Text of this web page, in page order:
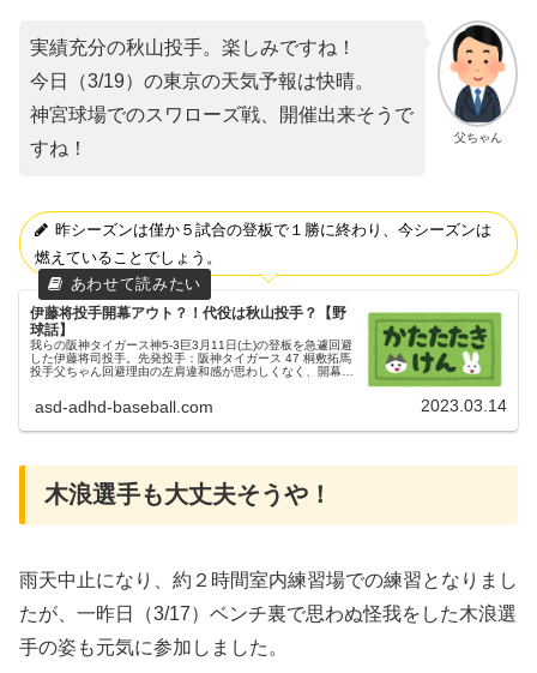
父ちゃん
実績充分の秋山投手。楽しみですね！
今日（3/19）の東京の天気予報は快晴。
神宮球場でのスワローズ戦、開催出来そうで
すね！
昨シーズンは僅か５試合の登板で１勝に終わり、今シーズンは
燃えていることでしょう。
伊藤将投手開幕アウト？！代役は秋山投手？【野
球話】
我らの阪神タイガース神5-3巨3月11日(土)の登板を急遽回避
した伊藤将司投手。先発投手：阪神タイガース 47 桐敷拓馬
投手父ちゃん回避理由の左肩違和感が思わしくなく、開幕に
asd-adhd-baseball.com 2023.03.14
木浪選手も大丈夫そうや！
雨天中止になり、約２時間室内練習場での練習となりまし
たが、一昨日（3/17）ベンチ裏で思わぬ怪我をした木浪選
手の姿も元気に参加しました。